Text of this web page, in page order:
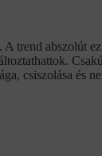
trend abszolút
csiszolása és